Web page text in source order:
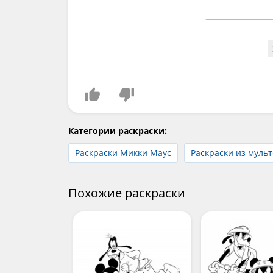
Категории раскраски:
Раскраски Микки Маус
Раскраски из
Похожие раскраски